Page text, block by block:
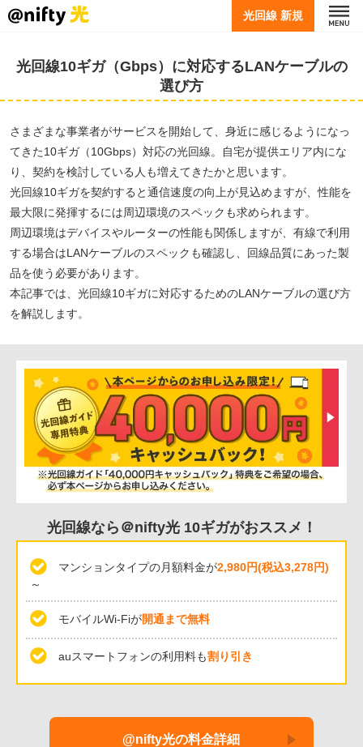
光回線 新規
光回線10ギガ（Gbps）に対応するLANケーブルの
選び方
さまざまな事業者がサービスを開始して、身近に感じるようになっ
てきた10ギガ（10Gbps）対応の光回線。自宅が提供エリア内にな
り、契約を検討している人も増えてきたかと思います。
光回線10ギガを契約すると通信速度の向上が見込めますが、性能を
最大限に発揮するには周辺環境のスペックも求められます。
周辺環境はデバイスやルーターの性能も関係しますが、有線で利用
する場合はLANケーブルのスペックも確認し、回線品質にあった製
品を使う必要があります。
本記事では、光回線10ギガに対応するためのLANケーブルの選び方
を解説します。
光回線なら＠nifty光 10ギガがおススメ！
マンションタイプの月額料金が2,980円(税込3,278円)
～
モバイルWi-Fiが開通まで無料
auスマートフォンの利用料も割り引き
@nifty光の料金詳細